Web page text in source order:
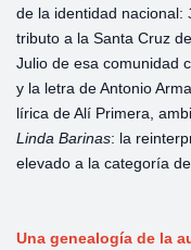
de la identidad nacional:
tributo a la Santa Cruz
Julio de esa comunidad
y la letra de Antonio
lírica de Alí Primera,
Linda Barinas: la
elevado a la categoría
Una genealogía de la